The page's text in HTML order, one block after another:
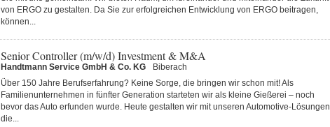
von ERGO zu gestalten. Da Sie zur erfolgreichen Entwicklung von ERGO beitragen,
können...
Senior Controller (m/w/d) Investment & M&A
Handtmann Service GmbH & Co. KG
Biberach
Über 150 Jahre Berufserfahrung? Keine Sorge, die bringen wir schon mit! Als
Familienunternehmen in fünfter Generation starteten wir als kleine Gießerei – noch
bevor das Auto erfunden wurde. Heute gestalten wir mit unseren Automotive-Lösungen
die...